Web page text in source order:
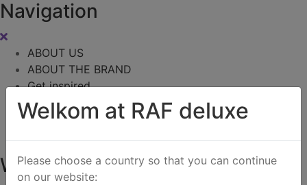
Navigation
ABOUT US
ABOUT THE BRAND
Get inspired
B2B SHOWROOM
B2B Webshop
Winkelwagen
Welkom at RAF deluxe
Please choose a country so that you can continue
on our website: